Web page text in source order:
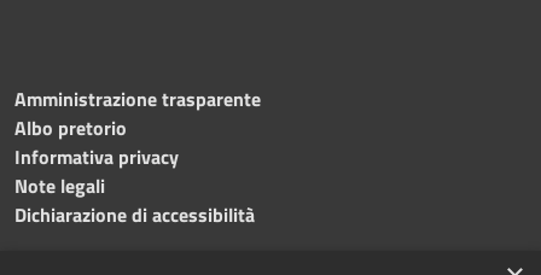
Amministrazione trasparente
Albo pretorio
Informativa privacy
Note legali
Dichiarazione di accessibilità